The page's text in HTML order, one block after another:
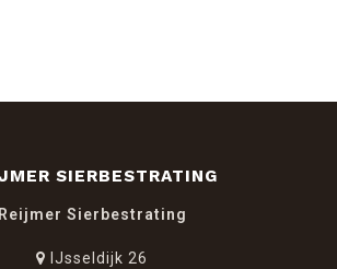
SIERBESTRATING
Reijmer Sierbestrating
IJsseldijk 26